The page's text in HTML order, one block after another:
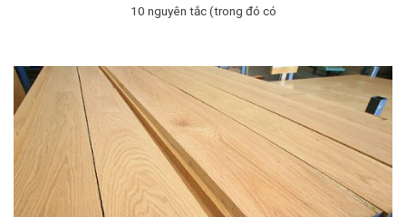
10 nguyên tắc (trong đó có